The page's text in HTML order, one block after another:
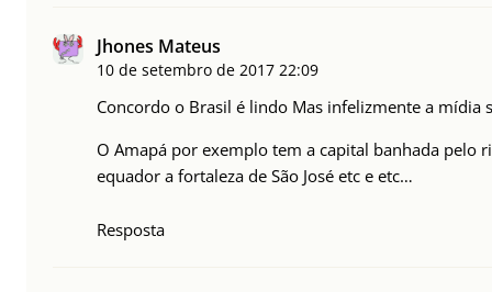
Jhones Mateus
10 de setembro de 2017 22:09
Concordo o Brasil é lindo Mas infelizmente a mídia
O Amapá por exemplo tem a capital banhada pelo
equador a fortaleza de São José etc e etc…
Resposta